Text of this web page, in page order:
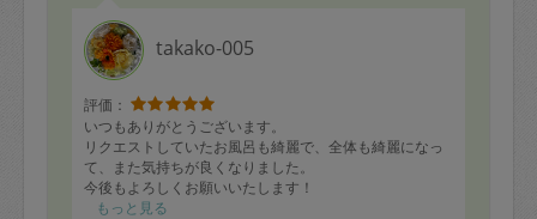
takako-005
評価：
いつもありがとうございます。
リクエストしていたお風呂も綺麗で、全体も綺麗になっ
て、また気持ちが良くなりました。
今後もよろしくお願いいたします！
もっと見る